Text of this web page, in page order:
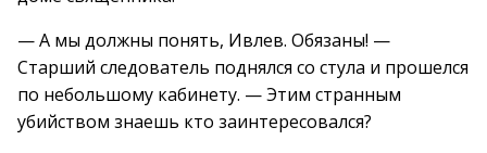
— А мы должны понять, Ивлев. Обязаны! —
Старший следователь поднялся со стула и прошелся
по небольшому кабинету. — Этим странным
убийством знаешь кто заинтересовался?